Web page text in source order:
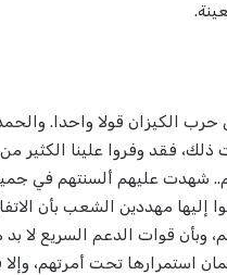
الكيزان قولا واحدا. والحمد
ذلك، فقد وفروا علينا الكثير
شهدت عليهم ألسنتهم في
إليها مهددين الشعب بأن
وبأن قوات الدعم السريع لا
استمرارها تحت أمرتهم،